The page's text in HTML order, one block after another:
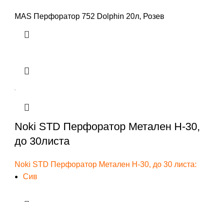
MAS Перфоратор 752 Dolphin 20л, Розев
Noki STD Перфоратор Метален H-30,
до 30листа
Noki STD Перфоратор Метален H-30, до 30 листа:
Сив